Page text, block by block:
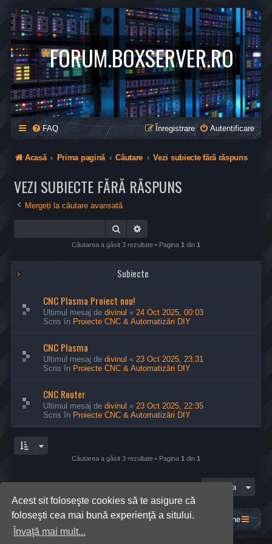
Acest sit foloseşte cookies să te asigure că
foloseşti cea mai bună experienţă a sitului.
Învaţă mai mult...
*FORUM.BOXSERVER.RO
FAQ Autentificare
Înregistrare
Acasă Prima pagină Căutare Vezi subiecte fără răspuns
VEZI SUBIECTE FĂRĂ RĂSPUNS
Mergeți la căutare avansată
Căutare
Căutarea a găsit 3 rezultate • Pagina 1 din 1
Subiecte
CNC Plasma Proiect nou!
Ultimul mesaj de divinul « 24 Oct 2025, 00:03
Scris în Proiecte CNC & Automatizări DIY
CNC Plasma
Ultimul mesaj de divinul « 23 Oct 2025, 23:31
Scris în Proiecte CNC & Automatizări DIY
CNC Router
Ultimul mesaj de divinul « 23 Oct 2025, 22:35
Scris în Proiecte CNC & Automatizări DIY
Căutarea a găsit 3 rezultate • Pagina 1 din 1
Mergi la
Acasă Prima pagină Contactează-ne